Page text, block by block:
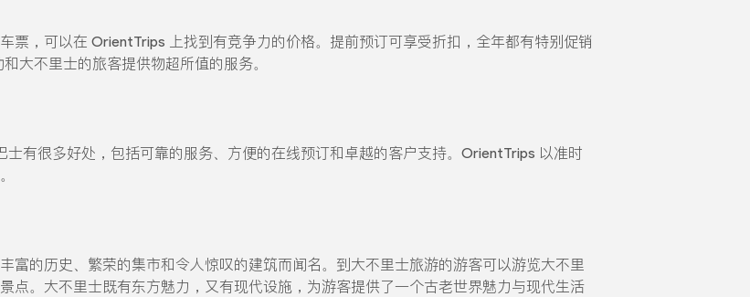
票，可以在 OrientTrips 上找到有竞争力的价格。提前预订可享受折扣，全年都有特别促销
大不里士的旅客提供物超所值的服务。
有很多好处，包括可靠的服务、方便的在线预订和卓越的客户支持。OrientTrips 以准时
富的历史、繁荣的集市和令人惊叹的建筑而闻名。到大不里士旅游的游客可以游览大不里
点。大不里士既有东方魅力，又有现代设施，为游客提供了一个古老世界魅力与现代生活